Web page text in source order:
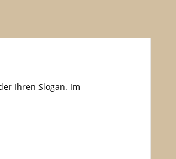
Ihren Slogan. Im